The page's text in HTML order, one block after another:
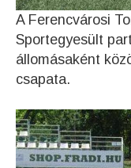
A Ferencvárosi
Sportegyesült
állomásaként
csapata.